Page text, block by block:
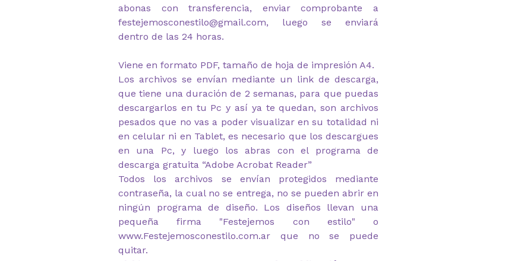
abonas con transferencia, enviar comprobante a
festejemosconestilo@gmail.com, luego se enviará
dentro de las 24 horas.
Viene en formato PDF, tamaño de hoja de impresión A4.
Los archivos se envían mediante un link de descarga,
que tiene una duración de 2 semanas, para que puedas
descargarlos en tu Pc y así ya te quedan, son archivos
pesados que no vas a poder visualizar en su totalidad ni
en celular ni en Tablet, es necesario que los descargues
en una Pc, y luego los abras con el programa de
descarga gratuita “Adobe Acrobat Reader”
Todos los archivos se envían protegidos mediante
contraseña, la cual no se entrega, no se pueden abrir en
ningún programa de diseño. Los diseños llevan una
pequeña firma "Festejemos con estilo" o
www.Festejemosconestilo.com.ar
que no se puede
quitar.